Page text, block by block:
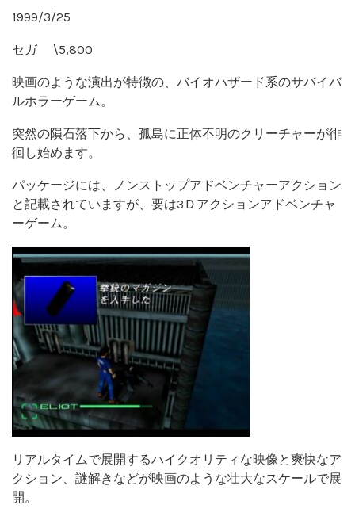
1999/3/25
セガ \5,800
映画のような演出が特徴の、バイオハザード系のサバイバ
ルホラーゲーム。
突然の隕石落下から、孤島に正体不明のクリーチャーが徘
徊し始めます。
パッケージには、ノンストップアドベンチャーアクション
と記載されていますが、要は3Ｄアクションアドベンチャ
ーゲーム。
リアルタイムで展開するハイクオリティな映像と爽快なア
クション、謎解きなどが映画のような壮大なスケールで展
開。